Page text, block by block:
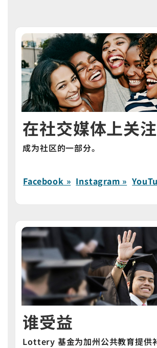
在社交媒体上关
成为社区的一部分。
Facebook » Instagram »
谁受益
Lottery 基金为加州公共教育提供